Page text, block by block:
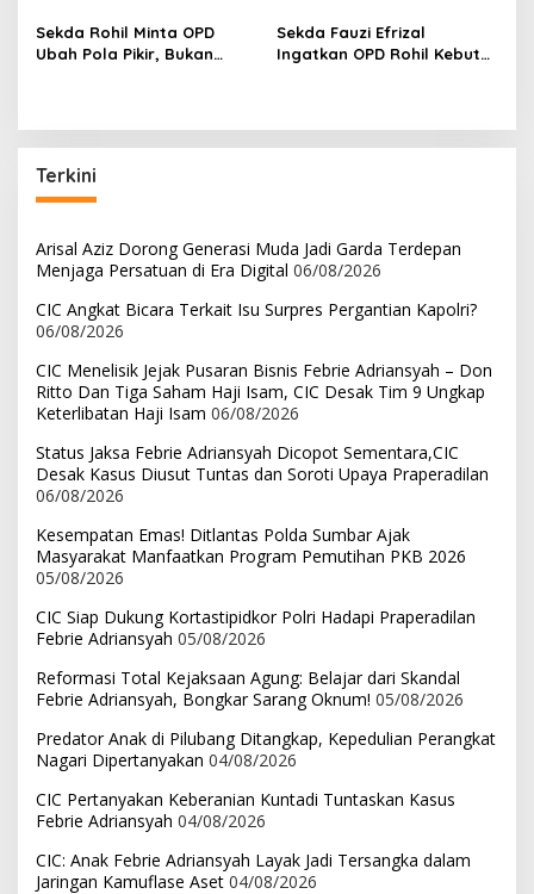
Sekda Rohil Minta OPD
Ubah Pola Pikir, Bukan
Sekda Fauzi Efrizal
Ingatkan OPD Rohil Kebut
Terkini
Arisal Aziz Dorong Generasi Muda Jadi Garda Terdepan
Menjaga Persatuan di Era Digital 06/08/2026
CIC Angkat Bicara Terkait Isu Surpres Pergantian Kapolri?
06/08/2026
CIC Menelisik Jejak Pusaran Bisnis Febrie Adriansyah – Don
Ritto Dan Tiga Saham Haji Isam, CIC Desak Tim 9 Ungkap
Keterlibatan Haji Isam 06/08/2026
Status Jaksa Febrie Adriansyah Dicopot Sementara,CIC
Desak Kasus Diusut Tuntas dan Soroti Upaya Praperadilan
06/08/2026
Kesempatan Emas! Ditlantas Polda Sumbar Ajak
Masyarakat Manfaatkan Program Pemutihan PKB 2026
05/08/2026
CIC Siap Dukung Kortastipidkor Polri Hadapi Praperadilan
Febrie Adriansyah 05/08/2026
Reformasi Total Kejaksaan Agung: Belajar dari Skandal
Febrie Adriansyah, Bongkar Sarang Oknum! 05/08/2026
Predator Anak di Pilubang Ditangkap, Kepedulian Perangkat
Nagari Dipertanyakan 04/08/2026
CIC Pertanyakan Keberanian Kuntadi Tuntaskan Kasus
Febrie Adriansyah 04/08/2026
CIC: Anak Febrie Adriansyah Layak Jadi Tersangka dalam
Jaringan Kamuflase Aset 04/08/2026